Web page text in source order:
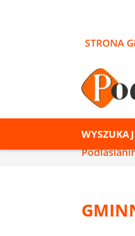
STRONA
WYSZUKAJ